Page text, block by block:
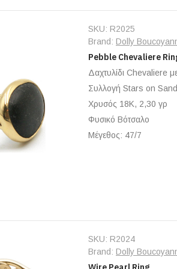
SKU: R2025
Brand: Dolly
Pebble Chevaliere
Δαχτυλίδι Chevaliere
Συλλογή Stars on Sand
Χρυσός 18Κ, 2,30 γρ
Φυσικό Βότσαλο
Μέγεθος: 47/7
SKU: R2024
Brand: Dolly